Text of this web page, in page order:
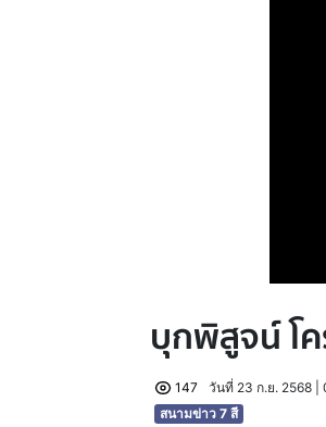
บุกพิสูจน์ โ
147
วันที่ 23 ก.ย. 2568 |
สนามข่าว 7 สี